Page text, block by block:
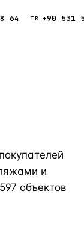
64 TR +90 531
3 906
2 948
и
объектов